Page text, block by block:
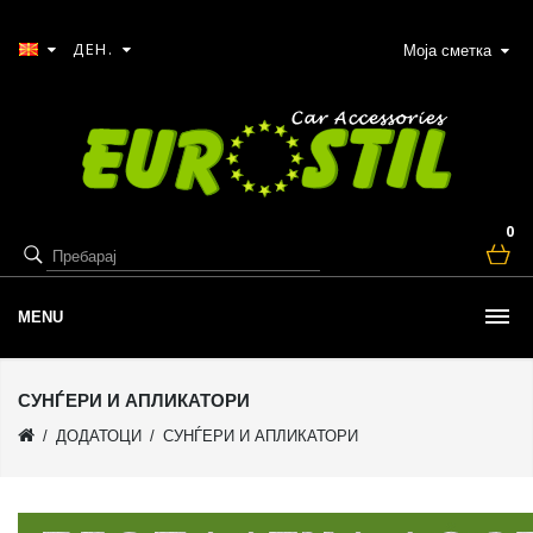
Моја сметка
0
ДЕН.
MENU
СУНЃЕРИ И АПЛИКАТОРИ
ДОДАТОЦИ СУНЃЕРИ И АПЛИКАТОРИ